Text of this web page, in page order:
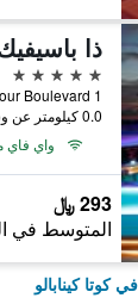
ذا
5 نجوم
1 Sutera Harbour Boulevard, كوتا كينابالو, ماليزيا
0.0 كيلومتر عن وسط المدينة
واي فاي
293 ﷼
المتوسط في
كوتا كينابالو